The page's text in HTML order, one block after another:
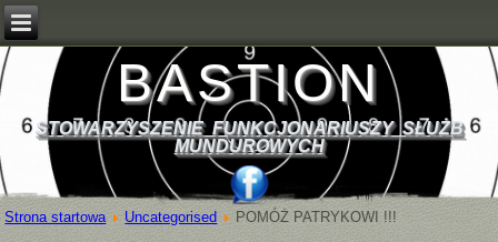
BASTION
STOWARZYSZENIE FUNKCJONARIUSZY SŁUŻB
MUNDUROWYCH
Strona startowa Uncategorised POMÓŻ PATRYKOWI !!!